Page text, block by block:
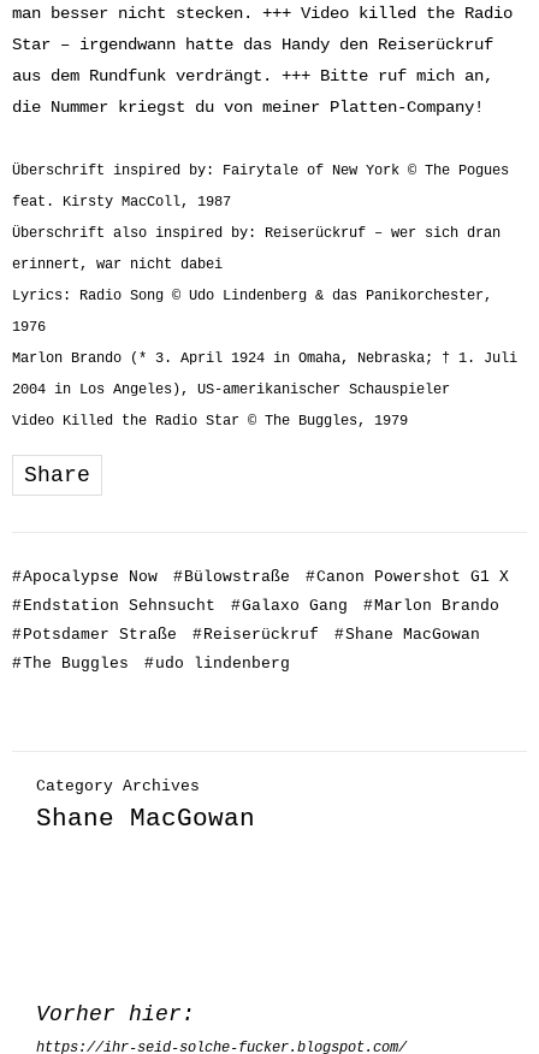
man besser nicht stecken. +++ Video killed the Radio
Star – irgendwann hatte das Handy den Reiserückruf
aus dem Rundfunk verdrängt. +++ Bitte ruf mich an,
die Nummer kriegst du von meiner Platten-Company!
Überschrift inspired by: Fairytale of New York © The Pogues
feat. Kirsty MacColl, 1987
Überschrift also inspired by: Reiserückruf – wer sich dran
erinnert, war nicht dabei
Lyrics: Radio Song © Udo Lindenberg & das Panikorchester,
1976
Marlon Brando (* 3. April 1924 in Omaha, Nebraska; † 1. Juli
2004 in Los Angeles), US-amerikanischer Schauspieler
Video Killed the Radio Star © The Buggles, 1979
Share
#Apocalypse Now #Bülowstraße #Canon Powershot G1 X
#Endstation Sehnsucht #Galaxo Gang #Marlon Brando
#Potsdamer Straße #Reiserückruf #Shane MacGowan
#The Buggles #udo lindenberg
Category Archives
Shane MacGowan
Vorher hier:
https://ihr-seid-solche-fucker.blogspot.com/